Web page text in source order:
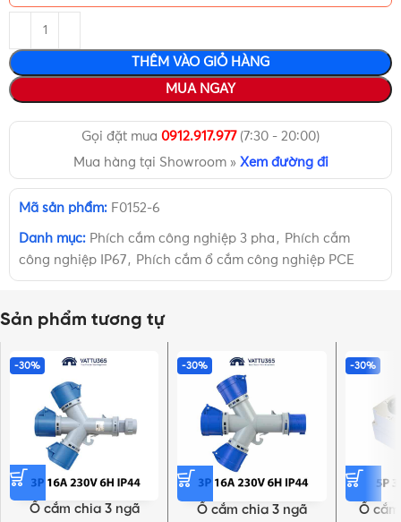
THÊM VÀO GIỎ HÀNG
MUA NGAY
Gọi đặt mua 0912.917.977(7:30 - 20:00)
Mua hàng tại Showroom » Xem đường đi
Mã sản phẩm: F0152-6
Danh mục: Phích cắm công nghiệp 3 pha , Phích cắm
công nghiệp IP67, Phích cắm ổ cắm công nghiệp PCE
Sản phẩm tương tự
-30%
Ổ cắm chia 3 ngã
-30%
Ổ cắm chia 3 ngã
-30%
Ổ